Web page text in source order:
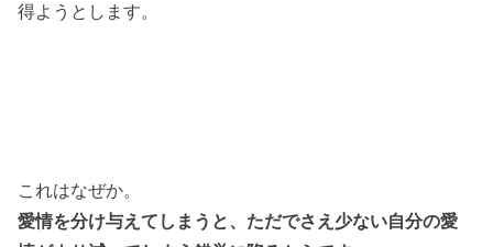
得ようとします。
これはなぜか。
愛情を分け与えてしまうと、ただでさえ少ない自分の愛